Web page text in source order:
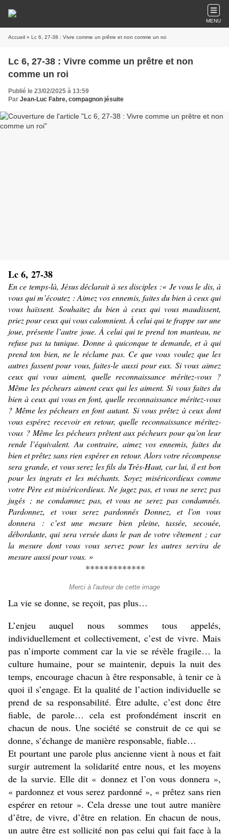
MENU
Accueil » Lc 6, 27-38 : Vivre comme un prêtre et non comme un roi
Lc 6, 27-38 : Vivre comme un prêtre et non
comme un roi
Publié le 23/02/2025 à 13:59
Par Jean-Luc Fabre, compagnon jésuite
Lc 6, 27-38
En ce temps-là, Jésus déclarait à ses disciples :« Je vous le dis, à
vous qui m’écoutez : Aimez vos ennemis, faites du bien à ceux qui
vous haïssent. Souhaitez du bien à ceux qui vous maudissent,
priez pour ceux qui vous calomnient. À celui qui te frappe sur une
joue, présente l’autre joue. À celui qui te prend ton manteau, ne
refuse pas ta tunique. Donne à quiconque te demande, et à qui
prend ton bien, ne le réclame pas. Ce que vous voulez que les
autres fassent pour vous, faites-le aussi pour eux. Si vous aimez
ceux qui vous aiment, quelle reconnaissance méritez-vous ?
Même les pécheurs aiment ceux qui les aiment. Si vous faites du
bien à ceux qui vous en font, quelle reconnaissance méritez-vous
? Même les pécheurs en font autant. Si vous prêtez à ceux dont
vous espérez recevoir en retour, quelle reconnaissance méritez-
vous ? Même les pécheurs prêtent aux pécheurs pour qu’on leur
rende l’équivalent. Au contraire, aimez vos ennemis, faites du
bien et prêtez sans rien espérer en retour. Alors votre récompense
sera grande, et vous serez les fils du Très-Haut, car lui, il est bon
pour les ingrats et les méchants. Soyez miséricordieux comme
votre Père est miséricordieux. Ne jugez pas, et vous ne serez pas
jugés ; ne condamnez pas, et vous ne serez pas condamnés.
Pardonnez, et vous serez pardonnés Donnez, et l’on vous
donnera : c’est une mesure bien pleine, tassée, secouée,
débordante, qui sera versée dans le pan de votre vêtement ; car
la mesure dont vous vous servez pour les autres servira de
mesure aussi pour vous. »
*************
Merci à l'auteur de cette image
La vie se donne, se reçoit, pas plus…
L’enjeu auquel nous sommes tous appelés,
individuellement et collectivement, c’est de vivre. Mais
pas n’importe comment car la vie se révèle fragile… la
culture humaine, pour se maintenir, depuis la nuit des
temps, encourage chacun à être responsable, à tenir ce à
quoi il s’engage. Et la qualité de l’action individuelle se
prend de sa responsabilité. Être adulte, c’est donc être
fiable, de parole… cela est profondément inscrit en
chacun de nous. Une société se construit de ce qui se
donne, s’échange de manière responsable, fiable…
Et pourtant une parole plus ancienne vient à nous et fait
surgir autrement la solidarité entre nous, et les moyens
de la survie. Elle dit « donnez et l’on vous donnera »,
« pardonnez et vous serez pardonné », « prêtez sans rien
espérer en retour ». Cela dresse une tout autre manière
d’être, de vivre, d’être en relation. En chacun de nous,
un autre être est sollicité non pas celui qui fait face à la